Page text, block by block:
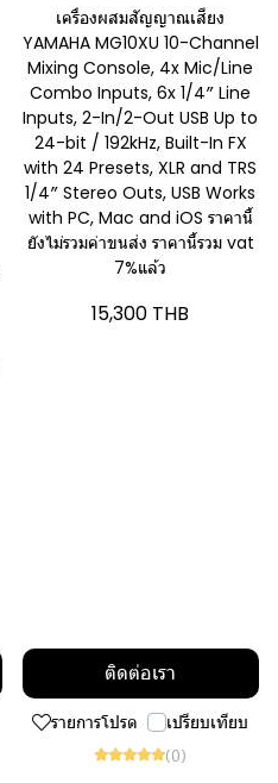
เครื่องผสมสัญญาณเสียง
YAMAHA MG10XU 10-Channel
Mixing Console, 4x Mic/Line
Combo Inputs, 6x 1/4″ Line
Inputs, 2-In/2-Out USB Up to
24-bit / 192kHz, Built-In FX
with 24 Presets, XLR and TRS
1/4″ Stereo Outs, USB Works
with PC, Mac and iOS ราคานี้
ยังไม่รวมค่าขนส่ง ราคานี้รวม vat
7%แล้ว
15,300 THB
ติดต่อเรา
รายการโปรด เปรียบเทียบ
(0)